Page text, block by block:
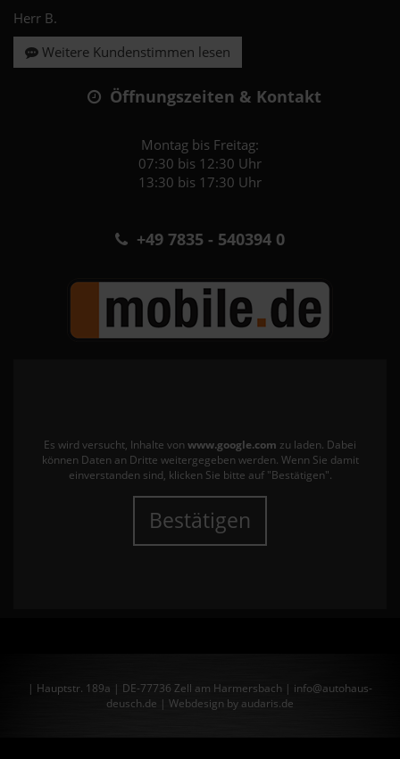
Herr B.
Weitere Kundenstimmen lesen
Öffnungszeiten & Kontakt
Montag bis Freitag:
07:30 bis 12:30 Uhr
13:30 bis 17:30 Uhr
+49 7835 - 540394 0
Es wird versucht, Inhalte von www.google.com zu laden. Dabei
können Daten an Dritte weitergegeben werden. Wenn Sie damit
einverstanden sind, klicken Sie bitte auf "Bestätigen".
Bestätigen
| Hauptstr. 189a | DE-77736 Zell am Harmersbach | info@autohaus-
deusch.de | Webdesign by audaris.de